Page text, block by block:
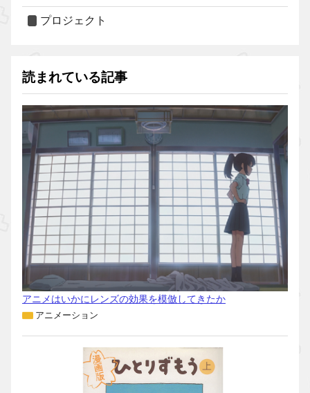
プロジェクト
読まれている記事
アニメはいかにレンズの効果を模倣してきたか
アニメーション